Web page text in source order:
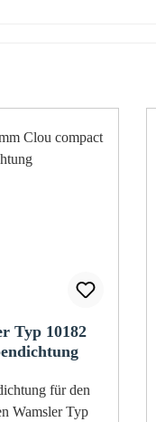
Typ 10182
für den
Wamsler Typ